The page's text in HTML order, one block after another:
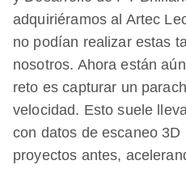
adquiriéramos al Artec
no podían realizar estas
nosotros. Ahora están
reto es capturar un
velocidad. Esto suele
con datos de escaneo
proyectos antes,